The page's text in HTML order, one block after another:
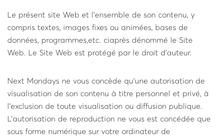
Le présent site Web et l'ensemble de son contenu, y
compris textes, images fixes ou animées, bases de
données, programmes,etc. ci­après dénommé le Site
Web. Le Site Web est protégé par le droit d’auteur.
Next Mondays ne vous concède qu'une autorisation de
visualisation de son contenu à titre personnel et privé, à
l'exclusion de toute visualisation ou diffusion publique.
L'autorisation de reproduction ne vous est concédée que
sous forme numérique sur votre ordinateur de